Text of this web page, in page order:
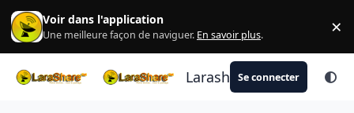
Aller au contenu
Voir dans l'application
Une meilleure façon de naviguer. En savoir plus. ×
LarashareSe connecter